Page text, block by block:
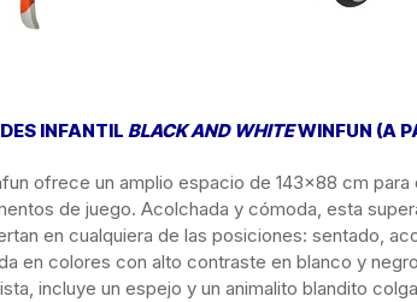
INFANTIL BLACK AND WHITEWINFUN (A
ofrece un amplio espacio de 143×88 cm para
de juego. Acolchada y cómoda, esta
en cualquiera de las posiciones: sentado,
en colores con alto contraste en blanco y
incluye un espejo y un animalito blandito